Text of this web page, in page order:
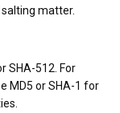
matter.
SHA-512. For
MD5 or SHA-1 for